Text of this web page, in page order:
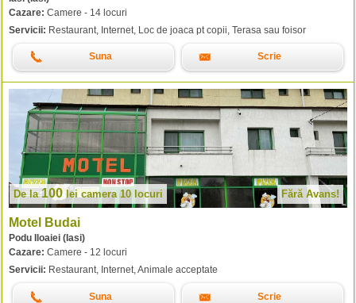
Cazare: Camere - 14 locuri
Servicii: Restaurant, Internet, Loc de joaca pt copii, Terasa sau foisor
Suna Scrie
De la100leicamera 10 locuri Fără Avans!
Motel Budai
Podu Iloaiei (Iasi)
Cazare: Camere - 12 locuri
Servicii: Restaurant, Internet, Animale acceptate
Suna Scrie